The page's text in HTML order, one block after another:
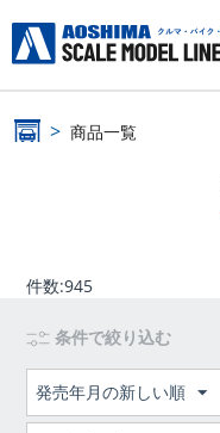
商品一覧
件数:945
条件で絞り込む
発売年月の新しい順